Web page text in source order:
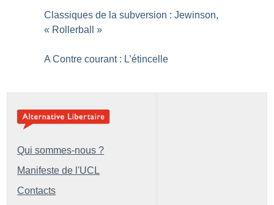
Classiques de la subversion : Jewinson,
« Rollerball »
A Contre courant : L’étincelle
Qui sommes-nous ?
Manifeste de l'UCL
Contacts